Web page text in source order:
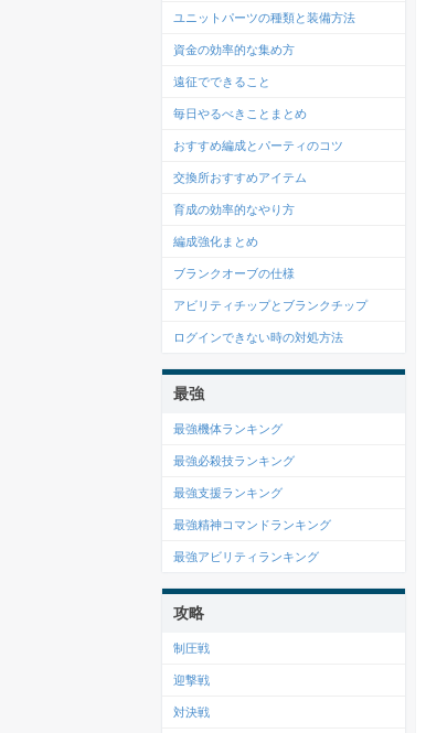
ユニットパーツの種類と装備方法
資金の効率的な集め方
遠征でできること
毎日やるべきことまとめ
おすすめ編成とパーティのコツ
交換所おすすめアイテム
育成の効率的なやり方
編成強化まとめ
ブランクオーブの仕様
アビリティチップとブランクチップ
ログインできない時の対処方法
最強
最強機体ランキング
最強必殺技ランキング
最強支援ランキング
最強精神コマンドランキング
最強アビリティランキング
攻略
制圧戦
迎撃戦
対決戦